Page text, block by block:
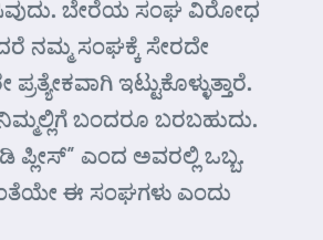
ಬೇರೆಯ ಸಂಘ ವಿರೋಧ
ನಮ್ಮ ಸಂಘಕ್ಕೆ ಸೇರದೇ
ಇಟ್ಟುಕೊಳ್ಳುತ್ತಾರೆ.
ಬಂದರೂ ಬರಬಹುದು.
ಎಂದ ಅವರಲ್ಲಿ ಒಬ್ಬ.
ಈ ಸಂಘಗಳು ಎಂದು